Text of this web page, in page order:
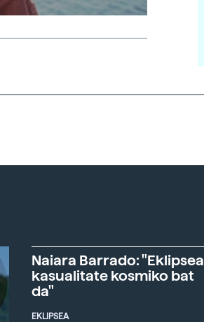
Naiara Barrado: "Eklipsea
kasualitate kosmiko bat
da"
EKLIPSEA